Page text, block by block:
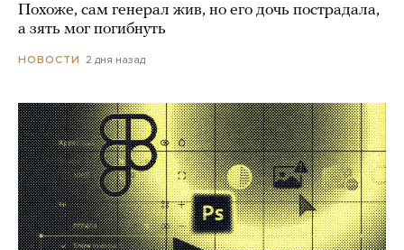
Похоже, сам генерал жив, но его дочь пострадала,
а зять мог погибнуть
НОВОСТИ 2 дня назад